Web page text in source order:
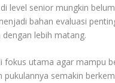
level senior mungkin
bahan evaluasi
lebih matang.
fokus utama agar mampu
semakin